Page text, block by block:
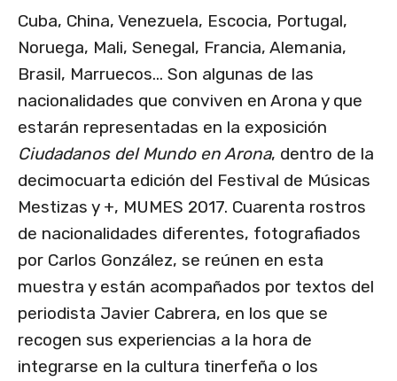
Cuba, China, Venezuela, Escocia, Portugal,
Noruega, Mali, Senegal, Francia, Alemania,
Brasil, Marruecos… Son algunas de las
nacionalidades que conviven en Arona y que
estarán representadas en la exposición
Ciudadanos del Mundo en Arona, dentro de la
decimocuarta edición del Festival de Músicas
Mestizas y +, MUMES 2017. Cuarenta rostros
de nacionalidades diferentes, fotografiados
por Carlos González, se reúnen en esta
muestra y están acompañados por textos del
periodista Javier Cabrera, en los que se
recogen sus experiencias a la hora de
integrarse en la cultura tinerfeña o los